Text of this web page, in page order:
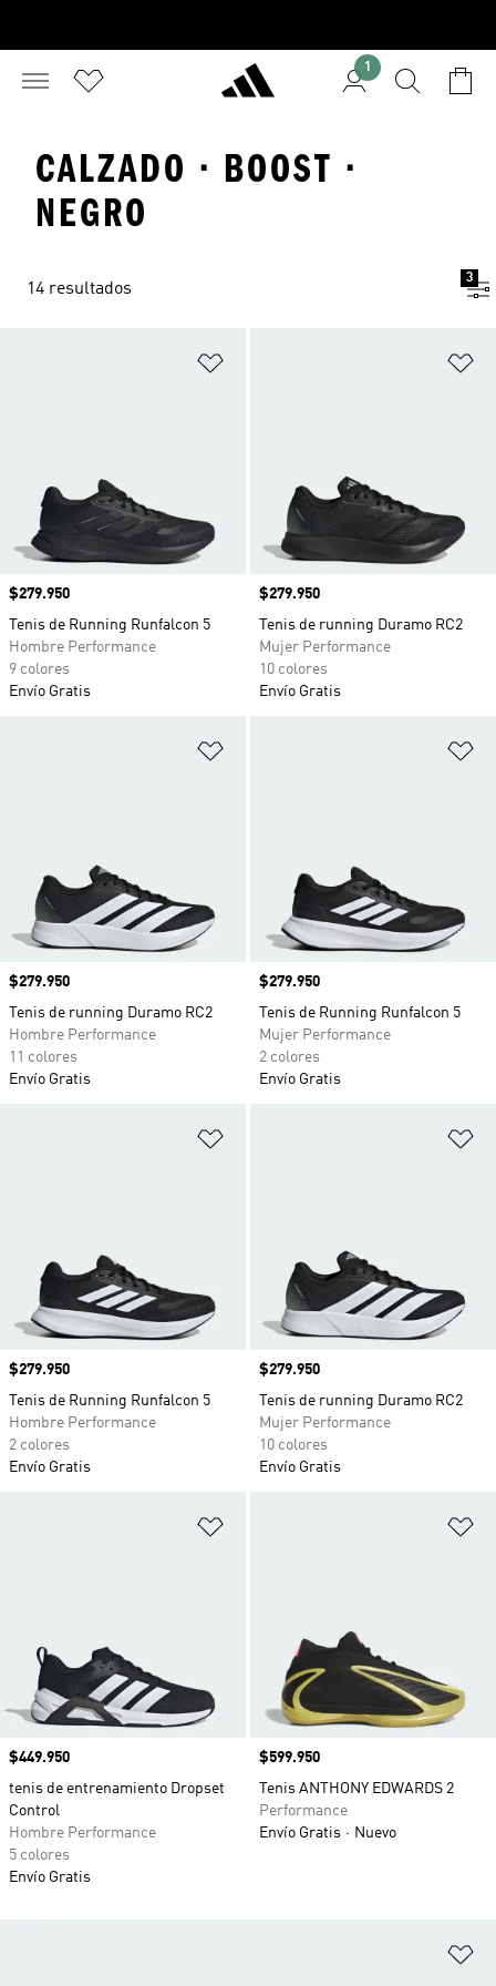
1
CALZADO · BOOST ·
NEGRO
14 resultados
3
Precio
$279.950
Tenis de Running Runfalcon 5
Hombre Performance
9 colores
Envío Gratis
Precio
$279.950
Tenis de running Duramo RC2
Mujer Performance
10 colores
Envío Gratis
Precio
$279.950
Tenis de running Duramo RC2
Hombre Performance
11 colores
Envío Gratis
Precio
$279.950
Tenis de Running Runfalcon 5
Mujer Performance
2 colores
Envío Gratis
Precio
$279.950
Tenis de Running Runfalcon 5
Hombre Performance
2 colores
Envío Gratis
Precio
$279.950
Tenis de running Duramo RC2
Mujer Performance
10 colores
Envío Gratis
Precio
$449.950
tenis de entrenamiento Dropset
Control
Hombre Performance
5 colores
Envío Gratis
Precio
$599.950
Tenis ANTHONY EDWARDS 2
Performance
Envío Gratis
Nuevo